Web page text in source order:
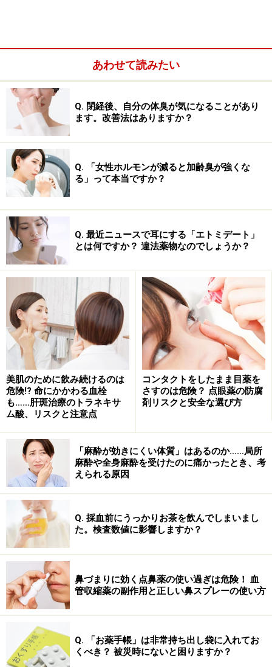
た、手術後の人、出産後の人、長期安静の人も血が固ま
りやすくなりますので服薬できません。
■ピル過敏症、原因不明の性器出血
当然のことですが、実際にピルを飲んで過敏症を起こし
たことがある人も、ピルは服薬できません。また、原因
不明の不正性器出血のある場合も薦められません。
喫煙や妊娠もピル服薬の危険因子
■喫煙とピル
意外と知られていませんが、タバコは血栓症のリスクを
上げるため、35歳以上で1日15本以上の喫煙者の方には
ピルは処方できません。禁煙すれば服薬可能です。
■妊娠とピル
妊娠中にピルを飲まれる方はそういないと思いますが、
妊娠中はもちろん、妊娠している可能性がある場合も飲
めません。授乳中も同じです。また、これは妊娠時の病
気の話になりますが、妊娠中に黄疸、持続性掻痒症が現
れたことのある人、妊娠ヘルペスの既往のある人もダメ
です。
■その他
あわせて読みたい
Q. 閉経後、自分の体臭が気になることがあり
ます。改善法はありますか？
Q. 「女性ホルモンが減ると加齢臭が強くな
る」って本当ですか？
Q. 最近ニュースで耳にする「エトミデート」
とは何ですか？ 違法薬物なのでしょうか？
美肌のために飲み続けるのは
危険!? 命にかかわる血栓
も……肝斑治療のトラネキサ
ム酸、リスクと注意点
コンタクトをしたまま目薬を
さすのは危険？ 点眼薬の防腐
剤リスクと安全な選び方
「麻酔が効きにくい体質」はあるのか……局所
麻酔や全身麻酔を受けたのに痛かったとき、考
えられる原因
Q. 採血前にうっかりお茶を飲んでしまいまし
た。検査数値に影響しますか？
鼻づまりに効く点鼻薬の使い過ぎは危険！ 血
管収縮薬の副作用と正しい鼻スプレーの使い方
Q. 「お薬手帳」は非常持ち出し袋に入れてお
くべき？ 被災時にないと困りますか？